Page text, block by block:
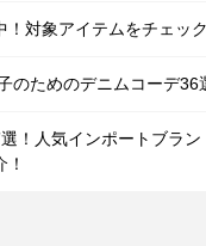
対象アイテムをチェック
のためのデニムコーデ36
！人気インポートブラン